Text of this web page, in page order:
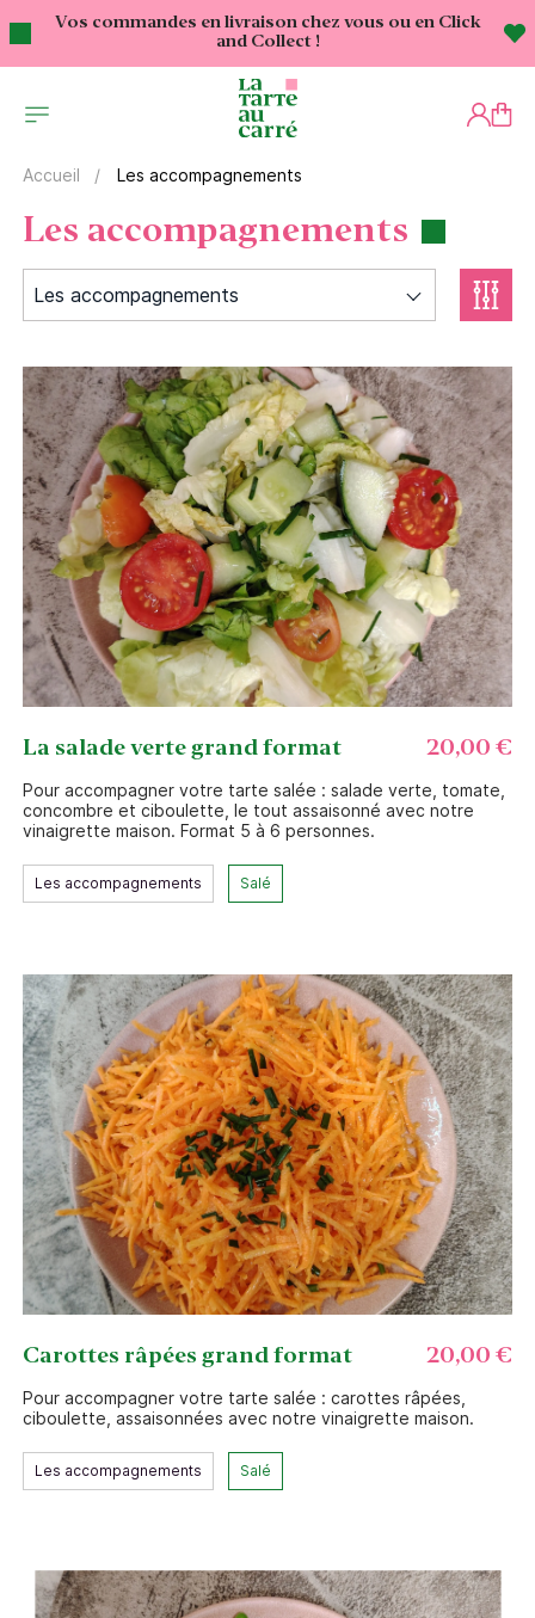
Vos commandes en livraison chez vous ou en Click
and Collect !
Accueil Les accompagnements
Les accompagnements
Les accompagnements
La salade verte grand format 20,00 €
Pour accompagner votre tarte salée : salade verte, tomate,
concombre et ciboulette, le tout assaisonné avec notre
vinaigrette maison. Format 5 à 6 personnes.
Les accompagnements Salé
Carottes râpées grand format 20,00 €
Pour accompagner votre tarte salée : carottes râpées,
ciboulette, assaisonnées avec notre vinaigrette maison.
Les accompagnements Salé